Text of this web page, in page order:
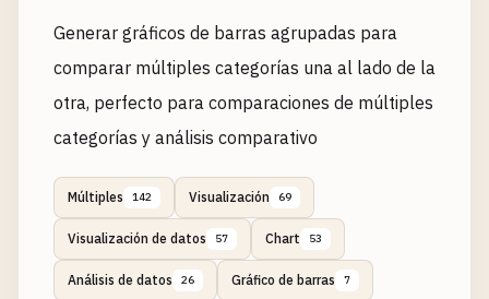
Generar gráficos de barras agrupadas para
comparar múltiples categorías una al lado de la
otra, perfecto para comparaciones de múltiples
categorías y análisis comparativo
Múltiples 142 Visualización 69
Visualización de datos 57 Chart 53
Análisis de datos 26 Gráfico de barras 7